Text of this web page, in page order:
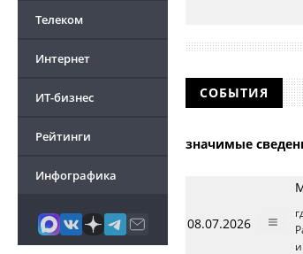
Телеком
Интернет
ИТ-бизнес
Рейтинги
Инфографика
СОБЫТИЯ
значимые
08.07.2026